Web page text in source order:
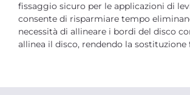
fissaggio sicuro per le applicazioni di
consente di risparmiare tempo
necessità di allineare i bordi del disco
allinea il disco, rendendo la sostituzione